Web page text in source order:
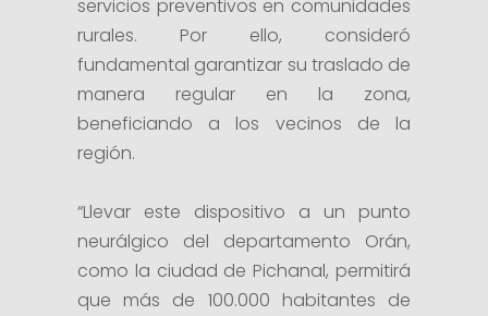
servicios preventivos en comunidades
rurales. Por ello, consideró
fundamental garantizar su traslado de
manera regular en la zona,
beneficiando a los vecinos de la
región.
“Llevar este dispositivo a un punto
neurálgico del departamento Orán,
como la ciudad de Pichanal, permitirá
que más de 100.000 habitantes de